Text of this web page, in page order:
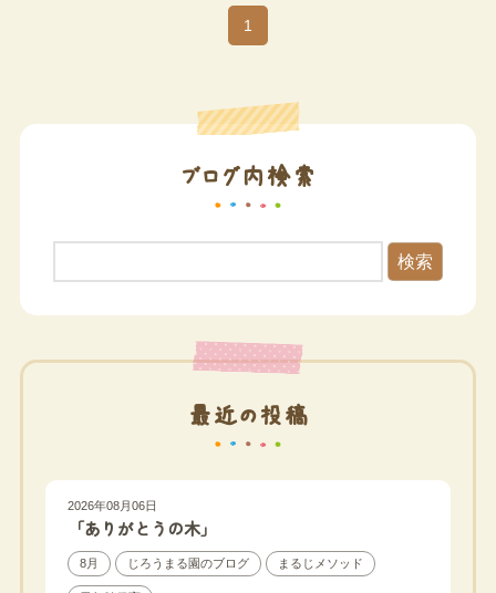
1
ブログ内検索
検索
最近の投稿
2026年08月06日
「ありがとうの木」
8月 じろうまる園のブログ まるじメソッド